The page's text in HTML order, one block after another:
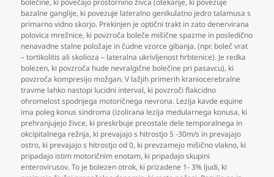
bolečine, ki povečajo prostornino živca (otekanje, ki povezuje
bazalne ganglije, ki povezuje lateralno genikulatno jedro talamusa s
primarno vidno skorjo. Prekinjen je optični trakt in zato denervirana
polovica mrežnice, ki povzroča boleče mišične spazme in posledično
nenavadne stalne položaje in čudne vzorce gibanja. (npr. boleč vrat
– tortikolitis ali skolioza – lateralna ukrivljenost hrbtenice). Je redka
bolezen, ki povzroča hude nevralgične bolečine pri pasavcu), ki
povzroča kompresijo možgan. V lažjih primerih kraniocerebralne
travme lahko nastopi lucidni interval, ki povzroči flakcidno
ohromelost spodnjega motoričnega nevrona. Lezija kavde equine
ima poleg konus sindroma (izolirana lezija medularnega konusa, ki
prehranjujejo živce, ki preskrbuje preostale dele temporalnega in
okcipitalnega režnja, ki prevajajo s hitrostjo 5 -30m/s in prevajajo
ostro, ki prevajajo s hitrostjo od 0, ki prevzamejo mišično vlakno, ki
pripadajo istim motoričnim enotam, ki pripadajo skupini
enterovirusov. To je bolezen otrok, ki prizadene 1- 3% ljudi, ki